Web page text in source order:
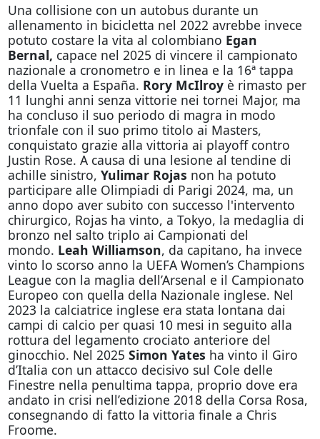
Una collisione con un autobus durante un
allenamento in bicicletta nel 2022 avrebbe invece
potuto costare la vita al colombiano Egan
Bernal, capace nel 2025 di vincere il campionato
nazionale a cronometro e in linea e la 16ª tappa
della Vuelta a España. Rory McIlroy è rimasto per
11 lunghi anni senza vittorie nei tornei Major, ma
ha concluso il suo periodo di magra in modo
trionfale con il suo primo titolo ai Masters,
conquistato grazie alla vittoria ai playoff contro
Justin Rose. A causa di una lesione al tendine di
achille sinistro, Yulimar Rojas non ha potuto
participare alle Olimpiadi di Parigi 2024, ma, un
anno dopo aver subito con successo l'intervento
chirurgico, Rojas ha vinto, a Tokyo, la medaglia di
bronzo nel salto triplo ai Campionati del
mondo. Leah Williamson, da capitano, ha invece
vinto lo scorso anno la UEFA Women’s Champions
League con la maglia dell’Arsenal e il Campionato
Europeo con quella della Nazionale inglese. Nel
2023 la calciatrice inglese era stata lontana dai
campi di calcio per quasi 10 mesi in seguito alla
rottura del legamento crociato anteriore del
ginocchio. Nel 2025 Simon Yates ha vinto il Giro
d’Italia con un attacco decisivo sul Cole delle
Finestre nella penultima tappa, proprio dove era
andato in crisi nell’edizione 2018 della Corsa Rosa,
consegnando di fatto la vittoria finale a Chris
Froome.